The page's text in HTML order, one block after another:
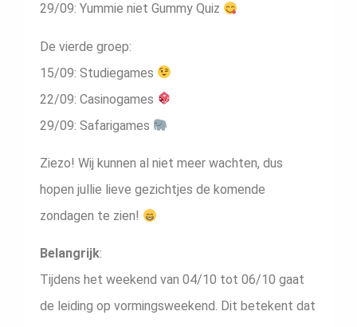
29/09: Yummie niet Gummy Quiz
De vierde groep:
15/09: Studiegames
22/09: Casinogames
29/09: Safarigames
Ziezo! Wij kunnen al niet meer wachten, dus
hopen jullie lieve gezichtjes de komende
zondagen te zien!
Belangrijk:
Tijdens het weekend van 04/10 tot 06/10 gaat
de leiding op vormingsweekend. Dit betekent dat